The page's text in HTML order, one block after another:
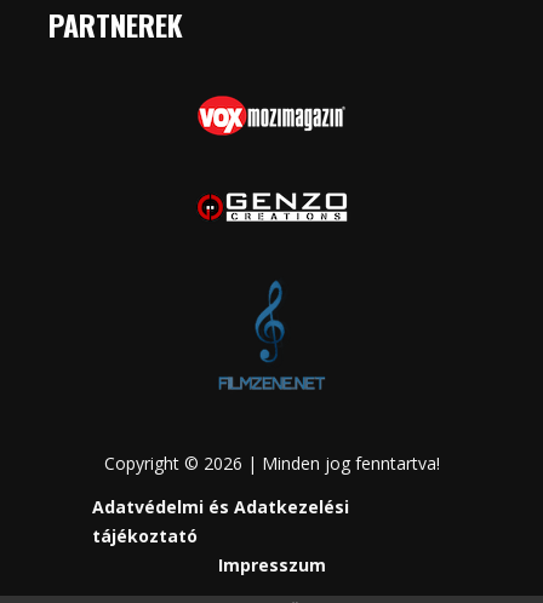
PARTNEREK
Copyright © 2026 | Minden jog fenntartva!
Adatvédelmi és Adatkezelési
tájékoztató
Impresszum